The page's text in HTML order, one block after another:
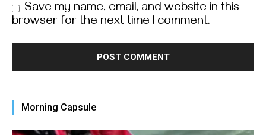
Save my name, email, and website in this
browser for the next time I comment.
Morning Capsule